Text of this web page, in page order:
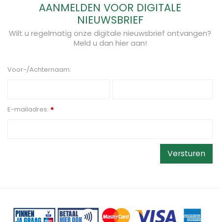
AANMELDEN VOOR DIGITALE
NIEUWSBRIEF
Wilt u regelmatig onze digitale nieuwsbrief ontvangen?
Meld u dan hier aan!
Voor-/Achternaam:
E-mailadres: *